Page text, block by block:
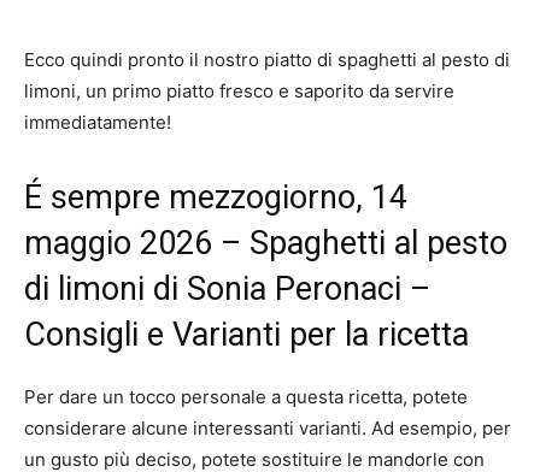
Ecco quindi pronto il nostro piatto di spaghetti al pesto di
limoni, un primo piatto fresco e saporito da servire
immediatamente!
É sempre mezzogiorno, 14
maggio 2026 – Spaghetti al pesto
di limoni di Sonia Peronaci –
Consigli e Varianti per la ricetta
Per dare un tocco personale a questa ricetta, potete
considerare alcune interessanti varianti. Ad esempio, per
un gusto più deciso, potete sostituire le mandorle con